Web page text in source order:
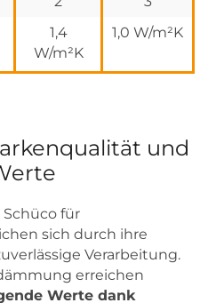
1,4
W/m²K
1,0 W/m²K
und
für
sich durch ihre
Verarbeitung.
erreichen
Werte dank